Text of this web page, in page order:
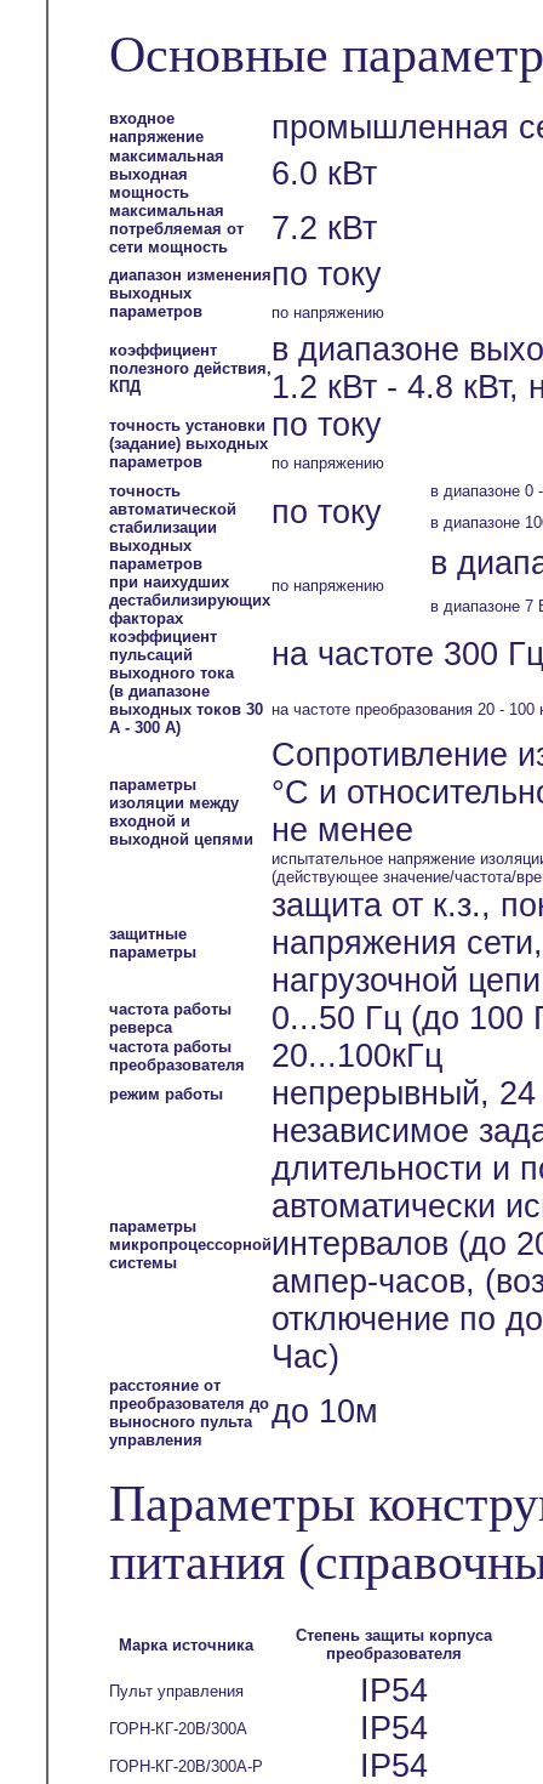
Основные
входное
напряжение
промышленная
максимальная
выходная
мощность
6.0 кВт
максимальная
потребляемая от
сети мощность
7.2 кВт
диапазон изменения
выходных
параметров
по току
по напряжению
коэффициент
полезного действия,
КПД
в диапазоне
1.2 кВт - 4.8 кВт,
точность установки
(задание) выходных
параметров
по току
по напряжению
точность
автоматической
стабилизации
выходных
параметров
при наихудших
дестабилизирующих
факторах
по току
в диапазоне 0
в диапазоне
по напряжению
в
в диапазоне 7
коэффициент
пульсаций
выходного тока
(в диапазоне
выходных токов 30
А - 300 А)
на частоте 300
на частоте преобразования 20 - 100
параметры
изоляции между
входной и
выходной цепями
Сопротивление
°С и
не менее
испытательное напряжение
(действующее значение/частота/
защитные
параметры
защита от к.з.,
напряжения
нагрузочной
частота работы
реверса
0...50 Гц (до 100
частота работы
преобразователя
20...100кГц
режим работы непрерывный, 24
параметры
микропроцессорной
системы
независимое
длительности и
автоматически
интервалов (до
ампер-часов,
отключение по
Час)
расстояние от
преобразователя до
выносного пульта
управления
до 10м
Параметры
питания
Марка источника
Степень защиты корпуса
преобразователя
Пульт управления IP54
ГОРН-КГ-20В/300А IP54
ГОРН-КГ-20В/300А-Р IP54